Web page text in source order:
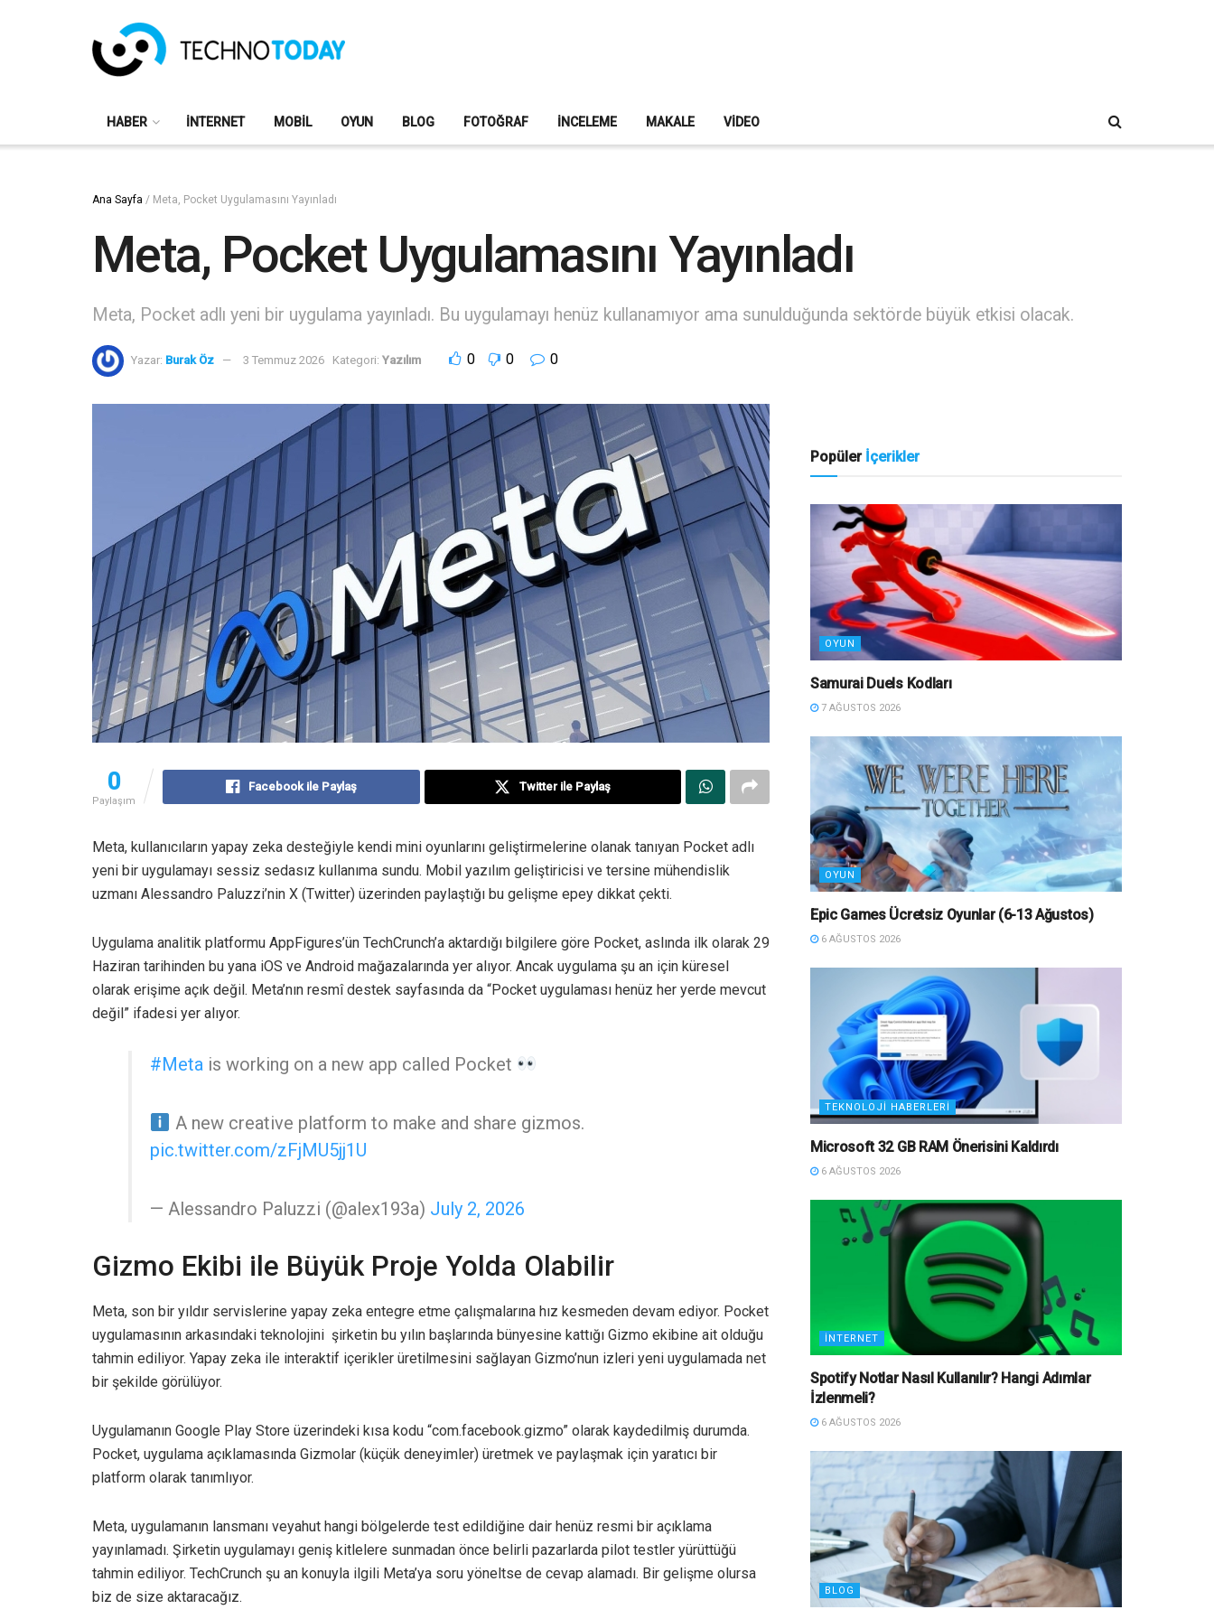
HABER İNTERNET MOBIL OYUN BLOG FOTOĞRAF İNCELEME MAKALE VIDEO
Ana Sayfa / Meta, Pocket Uygulamasını Yayınladı
Meta, Pocket Uygulamasını Yayınladı
Meta, Pocket adlı yeni bir uygulama yayınladı. Bu uygulamayı henüz kullanamıyor ama sunulduğunda sektörde büyük etkisi olacak.
Yazar: Burak Öz 3 Temmuz 2026 Kategori: Yazılım 0 0 0
0
Paylaşım
Facebook ile Paylaş Twitter ile Paylaş
Meta, kullanıcıların yapay zeka desteğiyle kendi mini oyunlarını geliştirmelerine olanak tanıyan Pocket adlı
yeni bir uygulamayı sessiz sedasız kullanıma sundu. Mobil yazılım geliştiricisi ve tersine mühendislik
uzmanı Alessandro Paluzzi’nin X (Twitter) üzerinden paylaştığı bu gelişme epey dikkat çekti.
Uygulama analitik platformu AppFigures’ün TechCrunch’a aktardığı bilgilere göre Pocket, aslında ilk olarak 29
Haziran tarihinden bu yana iOS ve Android mağazalarında yer alıyor. Ancak uygulama şu an için küresel
olarak erişime açık değil. Meta’nın resmî destek sayfasında da “Pocket uygulaması henüz her yerde mevcut
değil” ifadesi yer alıyor.
#Meta is working on a new app called Pocket
A new creative platform to make and share gizmos.
pic.twitter.com/zFjMU5jj1U
— Alessandro Paluzzi (@alex193a) July 2, 2026
Gizmo Ekibi ile Büyük Proje Yolda Olabilir
Meta, son bir yıldır servislerine yapay zeka entegre etme çalışmalarına hız kesmeden devam ediyor. Pocket
uygulamasının arkasındaki teknolojini şirketin bu yılın başlarında bünyesine kattığı Gizmo ekibine ait olduğu
tahmin ediliyor. Yapay zeka ile interaktif içerikler üretilmesini sağlayan Gizmo’nun izleri yeni uygulamada net
bir şekilde görülüyor.
Uygulamanın Google Play Store üzerindeki kısa kodu “com.facebook.gizmo” olarak kaydedilmiş durumda.
Pocket, uygulama açıklamasında Gizmolar (küçük deneyimler) üretmek ve paylaşmak için yaratıcı bir
platform olarak tanımlıyor.
Meta, uygulamanın lansmanı veyahut hangi bölgelerde test edildiğine dair henüz resmi bir açıklama
yayınlamadı. Şirketin uygulamayı geniş kitlelere sunmadan önce belirli pazarlarda pilot testler yürüttüğü
tahmin ediliyor. TechCrunch şu an konuyla ilgili Meta’ya soru yöneltse de cevap alamadı. Bir gelişme olursa
biz de size aktaracağız.
Popüler İçerikler
OYUN
Samurai Duels Kodları
7 AĞUSTOS 2026
OYUN
Epic Games Ücretsiz Oyunlar (6-13 Ağustos)
6 AĞUSTOS 2026
TEKNOLOJI HABERLERI
Microsoft 32 GB RAM Önerisini Kaldırdı
6 AĞUSTOS 2026
İNTERNET
Spotify Notlar Nasıl Kullanılır? Hangi Adımlar
İzlenmeli?
6 AĞUSTOS 2026
BLOG